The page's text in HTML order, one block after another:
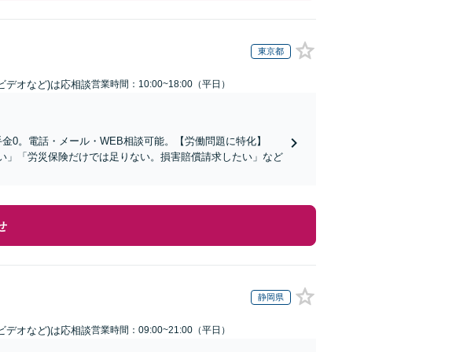
東京都
デオなど)は応相談営業時間：10:00~18:00（平日）
0。電話・メール・WEB相談可能。【労働問題に特化】
」「労災保険だけでは足りない。損害賠償請求したい」など
静岡県
デオなど)は応相談営業時間：09:00~21:00（平日）